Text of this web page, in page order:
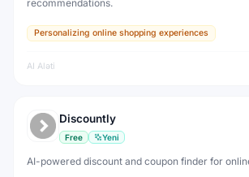
recommendations.
Personalizing online shopping experiences
AI Aləti
Discountly
Free Yeni
AI-powered discount and coupon finder for